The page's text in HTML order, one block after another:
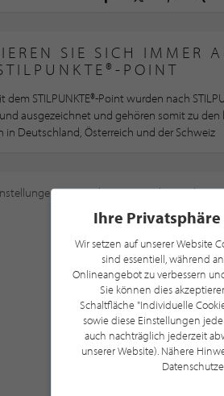
SIE SICH IMMER
POINT
STILPUNKTE®-Point wurden nach
ausgezeichnet und gehören somit zu den
in Deutschland, Österreich und der Schweiz
an, um diese Karte sehen zu
Ihre
Wir setzen auf unserer Website
sind essentiell, während
Onlineangebot zu verbessern
Sie können dies
Schaltfläche "Individuelle
sowie diese Einstellungen
auch nachträglich jederzeit
unserer Website). Nähere